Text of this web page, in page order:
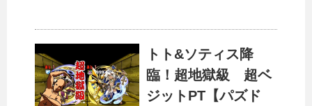
トト&ソティス降
臨！超地獄級 超ベ
ジットPT【パズド